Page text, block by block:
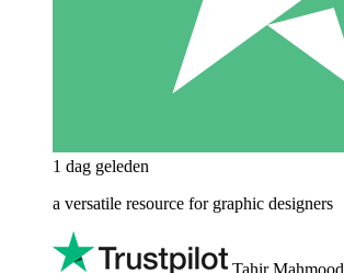
1 dag geleden
a versatile resource for graphic designers